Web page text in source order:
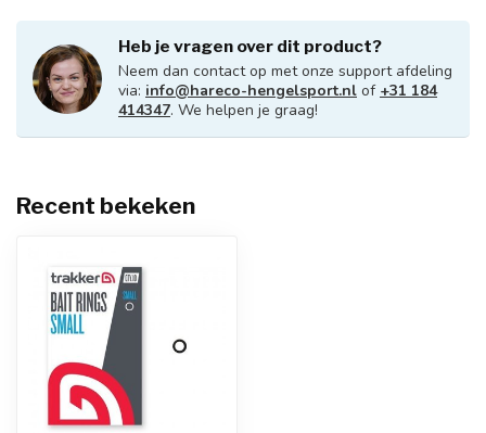
Heb je vragen over dit product?
Neem dan contact op met onze support afdeling
via: info@hareco-hengelsport.nl of +31 184
414347. We helpen je graag!
Recent bekeken